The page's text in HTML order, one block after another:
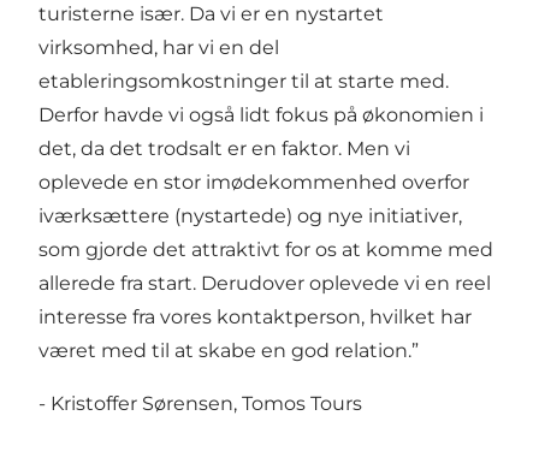
turisterne især. Da vi er en nystartet
virksomhed, har vi en del
etableringsomkostninger til at starte med.
Derfor havde vi også lidt fokus på økonomien i
det, da det trodsalt er en faktor. Men vi
oplevede en stor imødekommenhed overfor
iværksættere (nystartede) og nye initiativer,
som gjorde det attraktivt for os at komme med
allerede fra start. Derudover oplevede vi en reel
interesse fra vores kontaktperson, hvilket har
været med til at skabe en god relation.”
- Kristoffer Sørensen, Tomos Tours